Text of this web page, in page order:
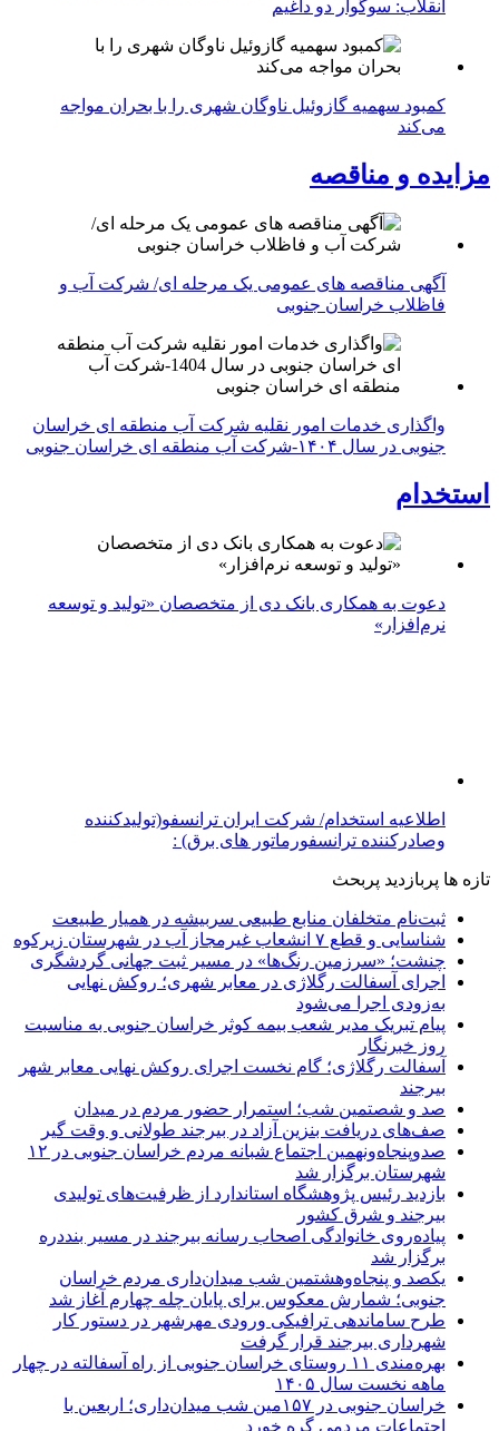
انقلاب: سوگوار دو داغیم
کمبود سهمیه گازوئیل ناوگان شهری را با بحران مواجه
می‌کند
مزایده و مناقصه
آگهی مناقصه های عمومی یک مرحله ای/ شرکت آب و
فاظلاب خراسان جنوبی
واگذاری خدمات امور نقلیه شرکت آب منطقه ای خراسان
جنوبی در سال ۱۴۰۴-شرکت آب منطقه ای خراسان جنوبی
استخدام
دعوت به همکاری بانک دی از متخصصان «تولید و توسعه
نرم‌افزار»
اطلاعیه استخدام/ شرکت ایران ترانسفو(تولیدکننده
وصادرکننده ترانسفورماتور های برق) :
تازه ها پربازدید پربحث
ثبت‌نام متخلفان منابع طبیعی سربیشه در همیار طبیعت
شناسایی و قطع ۷ انشعاب غیرمجاز آب در شهرستان زیرکوه
چنشت؛ «سرزمین رنگ‌ها» در مسیر ثبت جهانی گردشگری
اجرای آسفالت رگلاژی در معابر شهری؛ روکش نهایی
به‌زودی اجرا می‌شود
پیام تبریک مدیر شعب بیمه کوثر خراسان جنوبی به مناسبت
روز خبرنگار
آسفالت رگلاژی؛ گام نخست اجرای روکش نهایی معابر شهر
بیرجند
صد و شصتمین شب؛ استمرار حضور مردم در میدان
صف‌های دریافت بنزین آزاد در بیرجند طولانی و وقت گیر
صدوپنجاه‌ونهمین اجتماع شبانه مردم خراسان جنوبی در ۱۲
شهرستان برگزار شد
بازدید رئیس پژوهشگاه استاندارد از ظرفیت‌های تولیدی
بیرجند و شرق کشور
پیاده‌روی خانوادگی اصحاب رسانه بیرجند در مسیر بنددره
برگزار شد
یکصد و پنجاه‌وهشتمین شب میدان‌داری مردم خراسان
جنوبی؛ شمارش معکوس برای پایان چله چهارم آغاز شد
طرح ساماندهی ترافیکی ورودی مهرشهر در دستور کار
شهرداری بیرجند قرار گرفت
بهره‌مندی ۱۱ روستای خراسان جنوبی از راه آسفالته در چهار
ماهه نخست سال ۱۴۰۵
خراسان جنوبی در ۱۵۷مین شب میدان‌داری؛ اربعین با
اجتماعات مردمی گره خورد